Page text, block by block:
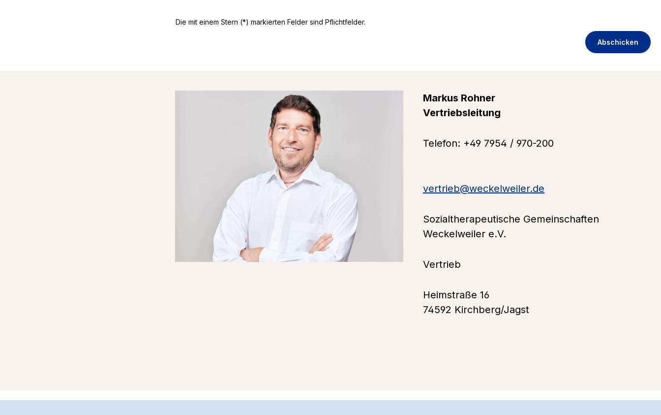
Die mit einem Stern (*) markierten Felder sind Pflichtfelder.
Abschicken
Markus Rohner
Vertriebsleitung
Telefon: +49 7954 / 970-200
vertrieb@weckelweiler.de
Sozialtherapeutische Gemeinschaften
Weckelweiler e.V.
Vertrieb
Heimstraße 16
74592 Kirchberg/Jagst